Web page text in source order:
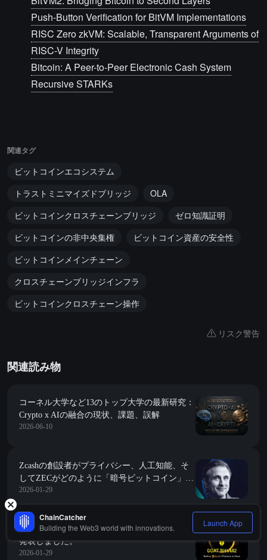
Push-Button Verification for BitVM Implementations
RISC Zero zkVM: Scalable, Transparent Arguments of
RISC-V Integrity
Bitcoin: A Peer-to-Peer Electronic Cash System
Recursive STARKs
関連タグ
ビットコインエコシステム
トラストミニマイズドブリッジ
OLA
ビットコインクロスチェーンブリッジ
ゼロ知識証明
ビットコインの非中央集権
ビットコイン資産の安全性
ビットコインメインチェーン
クロスチェーンブリッジインフラ
ビットコインクロスチェーン操作
リスク警告
関連読み物
コーネル大学など13のトップ大学の最新研究：
Crypto x AIの融合の現状、課題、誤解
2026-06-10
Zcashの創設者がプライバシー、人工知能、そ
してZECがどのように「暗号ビットコイン」に
なるかについて語る
2026-01-29
GOAT NetworkはGOAT BitVM2テストネットを
発表しました。
2026-01-29
ChainCatcher
Building the Web3 world with innovations. Launch App